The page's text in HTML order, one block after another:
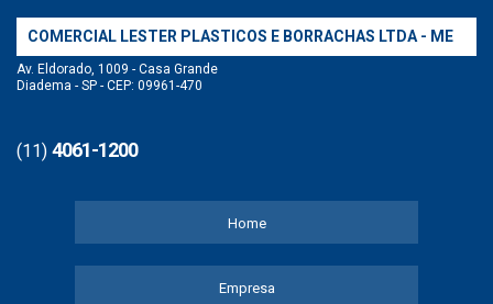
COMERCIAL LESTER PLASTICOS E BORRACHAS LTDA - ME
Av. Eldorado, 1009 - Casa Grande
Diadema - SP - CEP: 09961-470
(11) 4061-1200
Home
Empresa